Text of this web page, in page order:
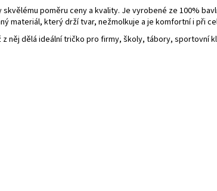
poměru ceny a kvality. Je vyrobené ze 100%
materiál, který drží tvar, nežmolkuje a je komfortní i při
z něj dělá ideální tričko pro firmy, školy, tábory, sportovní